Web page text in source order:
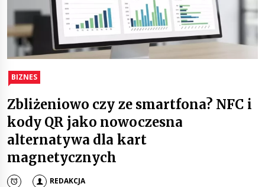
BIZNES
Zbliżeniowo czy ze smartfona? NFC i
kody QR jako nowoczesna
alternatywa dla kart
magnetycznych
REDAKCJA